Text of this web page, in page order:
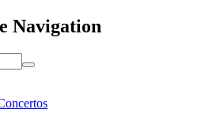
Navigation